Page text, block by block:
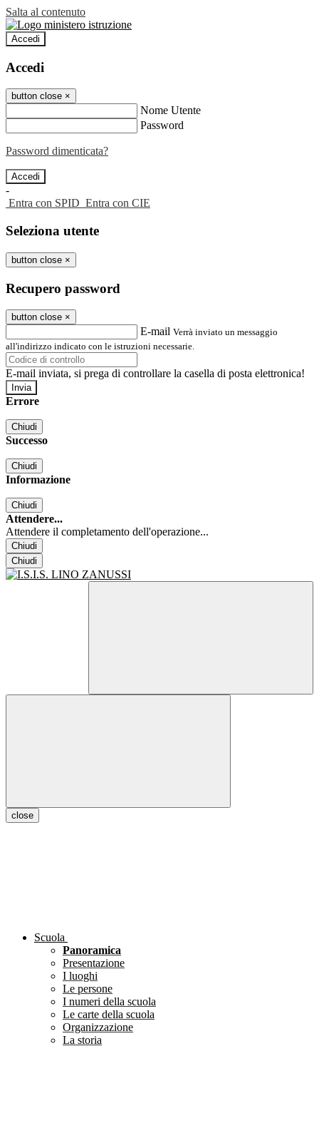
Salta al contenuto
Accedi
Accedi
button close ×
Nome Utente
Password
Password dimenticata?
-
Entra con SPID Entra con CIE
Seleziona utente
button close ×
Recupero password
button close ×
E-mail Verrà inviato un messaggio
all'indirizzo indicato con le istruzioni necessarie.
E-mail inviata, si prega di controllare la casella di posta elettronica!
Errore
Chiudi
Successo
Chiudi
Informazione
Chiudi
Attendere...
Attendere il completamento dell'operazione...
Chiudi
Chiudi
close
Scuola
Panoramica
Presentazione
I luoghi
Le persone
I numeri della scuola
Le carte della scuola
Organizzazione
La storia